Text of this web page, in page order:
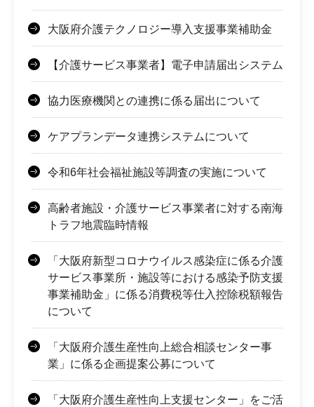
大阪府介護テクノロジー導入支援事業補助金
【介護サービス事業者】電子申請届出システム
協力医療機関との連携に係る届出について
ケアプランデータ連携システムについて
令和6年社会福祉施設等調査の実施について
高齢者施設・介護サービス事業者に対する南海
トラフ地震臨時情報
「大阪府新型コロナウイルス感染症に係る介護
サービス事業所・施設等における感染予防支援
事業補助金」に係る消費税等仕入控除税額報告
について
「大阪府介護生産性向上総合相談センター事
業」に係る企画提案公募について
「大阪府介護生産性向上支援センター」をご活